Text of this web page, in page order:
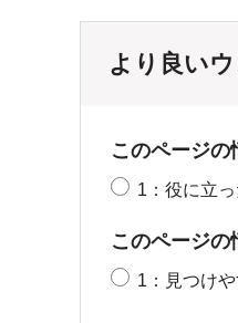
より良い
このページの
1：役に立っ
このページの
1：見つけ